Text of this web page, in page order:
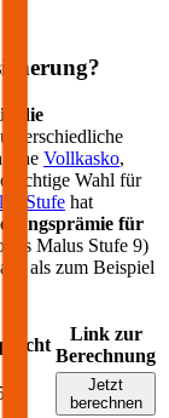
die
eine Vollkasko,
richtige Wahl für
Stufe hat
für
Malus Stufe 9)
als zum Beispiel
Link zur
Berechnung
Jetzt
berechnen